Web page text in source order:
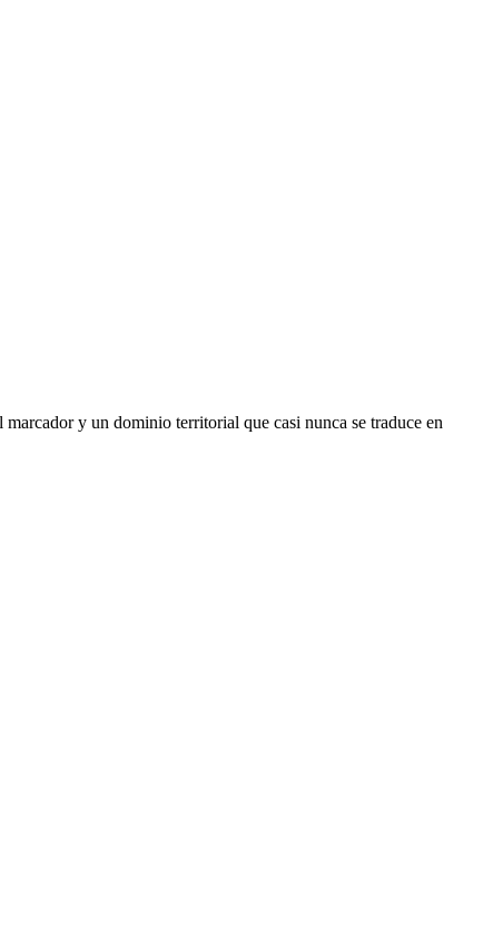
y un dominio territorial que casi nunca se traduce en